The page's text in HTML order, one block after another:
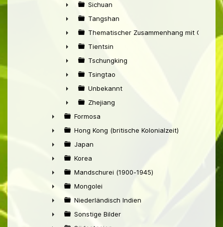
►
►
Sichuan
►
Tangshan
►
Thematischer Zusammenhang mit China
►
Tientsin
►
Tschungking
►
Tsingtao
►
Unbekannt
►
Zhejiang
►
Formosa
►
Hong Kong (britische Kolonialzeit)
►
Japan
►
Korea
►
Mandschurei (1900-1945)
►
Mongolei
►
Niederländisch Indien
Sonstige Bilder